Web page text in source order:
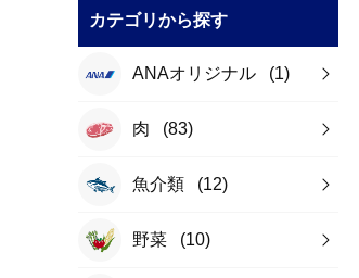
カテゴリから探す
ANAオリジナル (1)
肉 (83)
魚介類 (12)
野菜 (10)